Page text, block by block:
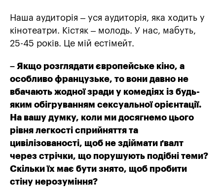
Наша аудиторія – уся аудиторія, яка ходить у
кінотеатри. Кістяк – молодь. У нас, мабуть,
25-45 років. Це мій естімейт.
– Якщо розглядати європейське кіно, а
особливо французьке, то вони давно не
вбачають жодної зради у комедіях із будь-
яким обігруванням сексуальної орієнтації.
На вашу думку, коли ми досягнемо цього
рівня легкості сприйняття та
цивілізованості, щоб не здіймати ґвалт
через стрічки, що порушують подібні теми?
Скільки їх має бути знято, щоб пробити
стіну нерозуміння?